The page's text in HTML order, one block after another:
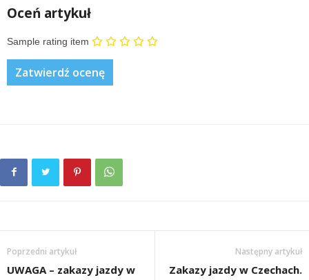
Oceń artykuł
Sample rating item
Poprzedni artykuł
UWAGA – zakazy jazdy w
Następny artykuł
Zakazy jazdy w Czechach.